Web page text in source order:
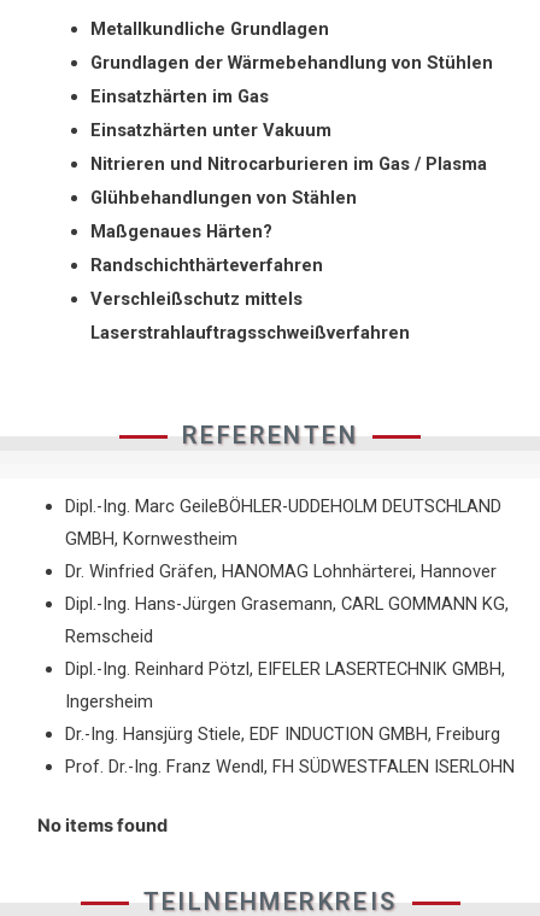
Metallkundliche Grundlagen
Grundlagen der Wärmebehandlung von Stühlen
Einsatzhärten im Gas
Einsatzhärten unter Vakuum
Nitrieren und Nitrocarburieren im Gas / Plasma
Glühbehandlungen von Stählen
Maßgenaues Härten?
Randschichthärteverfahren
Verschleißschutz mittels
Laserstrahlauftragsschweißverfahren
REFERENTEN
Dipl.-Ing. Marc GeileBÖHLER-UDDEHOLM DEUTSCHLAND
GMBH, Kornwestheim
Dr. Winfried Gräfen, HANOMAG Lohnhärterei, Hannover
Dipl.-Ing. Hans-Jürgen Grasemann, CARL GOMMANN KG,
Remscheid
Dipl.-Ing. Reinhard Pötzl, EIFELER LASERTECHNIK GMBH,
Ingersheim
Dr.-Ing. Hansjürg Stiele, EDF INDUCTION GMBH, Freiburg
Prof. Dr.-Ing. Franz Wendl, FH SÜDWESTFALEN ISERLOHN
No items found
TEILNEHMERKREIS